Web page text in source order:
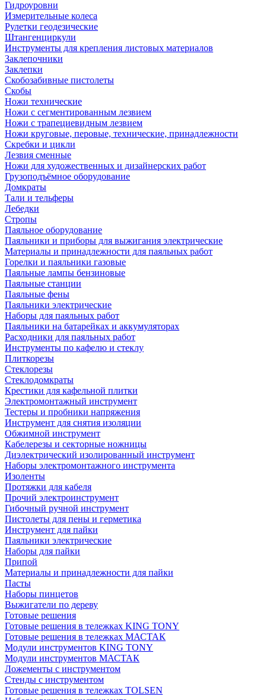
Гидроуровни
Измерительные колеса
Рулетки геодезические
Штангенциркули
Инструменты для крепления листовых материалов
Заклепочники
Заклепки
Скобозабивные пистолеты
Скобы
Ножи технические
Ножи с сегментированным лезвием
Ножи с трапециевидным лезвием
Ножи круговые, перовые, технические, принадлежности
Скребки и цикли
Лезвия сменные
Ножи для художественных и дизайнерских работ
Грузоподъёмное оборудование
Домкраты
Тали и тельферы
Лебедки
Стропы
Паяльное оборудование
Паяльники и приборы для выжигания электрические
Материалы и принадлежности для паяльных работ
Горелки и паяльники газовые
Паяльные лампы бензиновые
Паяльные станции
Паяльные фены
Паяльники электрические
Наборы для паяльных работ
Паяльники на батарейках и аккумуляторах
Расходники для паяльных работ
Инструменты по кафелю и стеклу
Плиткорезы
Стеклорезы
Стеклодомкраты
Крестики для кафельной плитки
Электромонтажный инструмент
Тестеры и пробники напряжения
Инструмент для снятия изоляции
Обжимной инструмент
Кабелерезы и секторные ножницы
Диэлектрический изолированный инструмент
Наборы электромонтажного инструмента
Изоленты
Протяжки для кабеля
Прочий электроинструмент
Гибочный ручной инструмент
Пистолеты для пены и герметика
Инструмент для пайки
Паяльники электрические
Наборы для пайки
Припой
Материалы и принадлежности для пайки
Пасты
Наборы пинцетов
Выжигатели по дереву
Готовые решения
Готовые решения в тележках KING TONY
Готовые решения в тележках МАСТАК
Модули инструментов KING TONY
Модули инструментов МАСТАК
Ложементы с инструментом
Стенды с инструментом
Готовые решения в тележках TOLSEN